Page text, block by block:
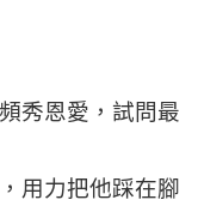
秀恩愛，試問最
用力把他踩在腳